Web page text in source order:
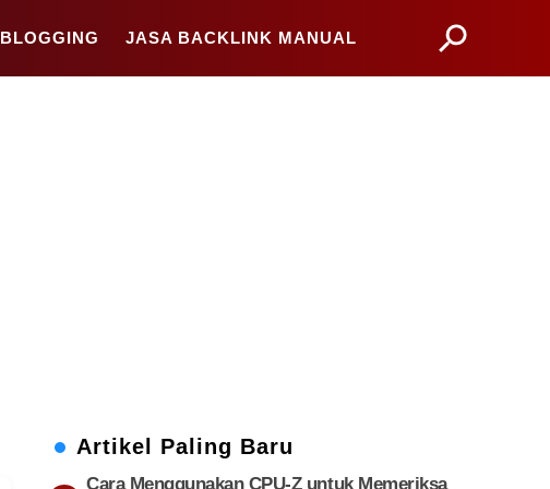
BLOGGING JASA BACKLINK MANUAL
Artikel Paling Baru
Cara Menggunakan CPU-Z untuk Memeriksa